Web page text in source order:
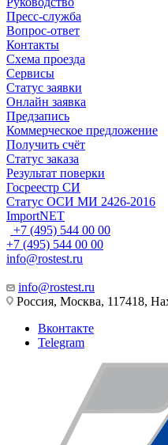
Пресс-служба
Вопрос-ответ
Контакты
Схема проезда
Сервисы
Статус заявки
Онлайн заявка
Предзапись
Коммерческое предложение
Получить счёт
Статус заказа
Результат поверки
Госреестр СИ
Статус ОСИ МИ 2426-2016
ImportNET
+7 (495) 544 00 00
+7 (495) 544 00 00
info@rostest.ru
info@rostest.ru
Россия, Москва, 117418,
Вконтакте
Telegram